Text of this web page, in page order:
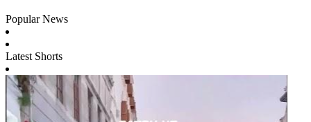
Popular News
Latest Shorts